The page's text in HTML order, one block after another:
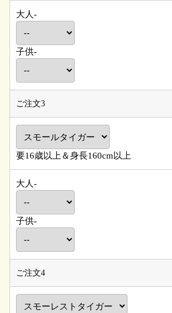
大人-
子供-
ご注文3
要16歳以上＆身長160cm以上
大人-
子供-
ご注文4